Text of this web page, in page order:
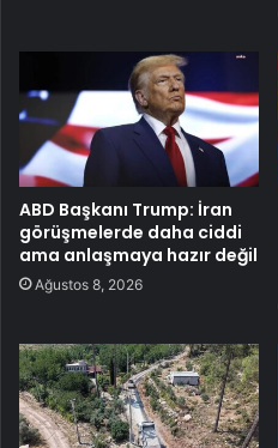
ABD Başkanı Trump: İran
görüşmelerde daha ciddi
ama anlaşmaya hazır değil
Ağustos 8, 2026